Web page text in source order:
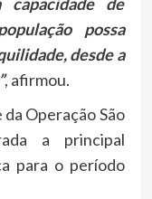
possa
desde a
, afirmou.
Operação São
a principal
para o período